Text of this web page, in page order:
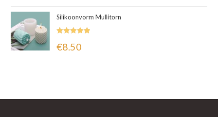
Silikoonvorm Mullitorn
5.00/ 5
€8.50